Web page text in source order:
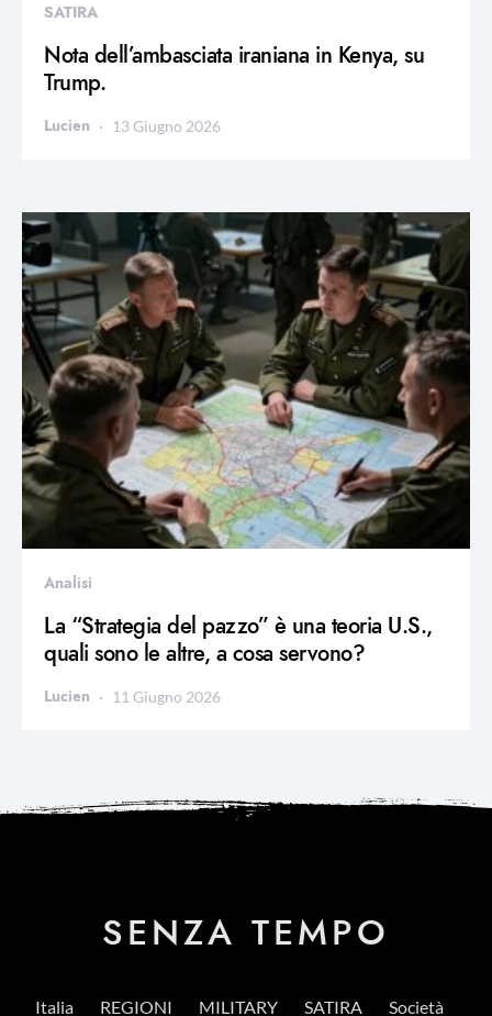
SATIRA
Nota dell’ambasciata iraniana in Kenya, su
Trump.
Lucien 13 Giugno 2026
Analisi
La “Strategia del pazzo” è una teoria U.S.,
quali sono le altre, a cosa servono?
Lucien 11 Giugno 2026
SENZA TEMPO
Italia REGIONI MILITARY SATIRA Società